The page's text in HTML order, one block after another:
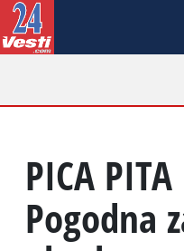
PICA
Pogodna